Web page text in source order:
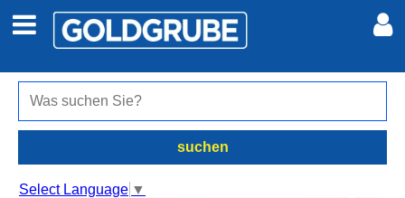
Auto + Motor
Jobs
Meine Inserate
Anmelden
suchen
Select Language ▼